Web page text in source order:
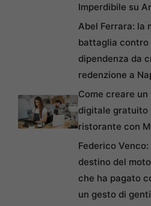
Imperdibile su
Abel Ferrara: la
battaglia contro
dipendenza da
redenzione a
Come creare un
digitale gratuito
ristorante con
Federico
destino del
che ha pagato
un gesto di